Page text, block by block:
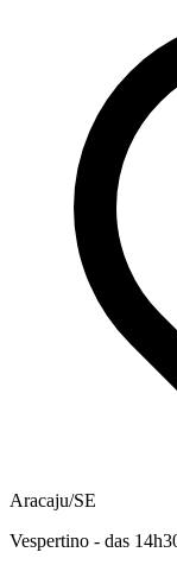
Aracaju/SE
Vespertino - das